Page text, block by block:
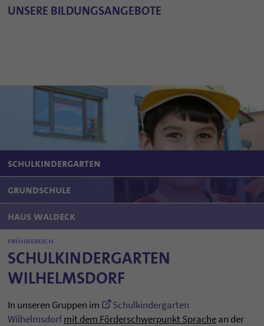
UNSERE BILDUNGSANGEBOTE
schulkindergarten
grundschule
haus waldeck
frühbereich
SCHULKINDERGARTEN
WILHELMSDORF
In unseren Gruppen im
Schulkindergarten
Wilhelmsdorfmit dem Förderschwerpunkt Sprachean der